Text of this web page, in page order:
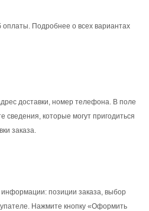
Подробнее о всех вариантах
доставки, номер телефона. В поле
сведения, которые могут пригодиться
заказа.
информации: позиции заказа, выбор
Нажмите кнопку «Оформить